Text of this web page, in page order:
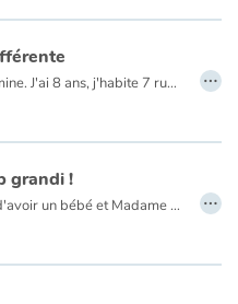
Moi, c'est Fred Baramine. J'ai 8 ans, j'habite 7 rue Cénou. Samedi, la journée avait super bien commencé : avec Maman, on regardait les dessins animés... jusqu'à ce que sa cousine Caroline arrive avec sa fille ! Elle était - comment dire ? - différente. On m'a expliqué qu'elle était née avec « la trisomie 21 »... …
grandi !
Madame Chat vient d'avoir un bébé et Madame Lapin est en admiration devant ce tout-petit qu'elle trouve tellement mignon ! Alexandre observe sa maman prendre le bébé dans ses bras et il en éprouve beaucoup de peine...
…